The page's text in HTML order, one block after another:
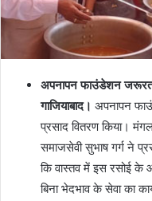
अपनापन फाउंडेशन
गाजियाबाद। अपनापन
प्रसाद वितरण किया।
समाजसेवी सुभाष गर्ग ने
कि वास्तव में इस रसोई के
बिना भेदभाव के सेवा का